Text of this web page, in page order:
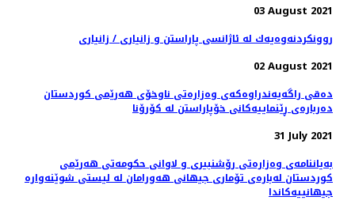
03 August 2021
روونكردنه‌وه‌یه‌ك له‌ ئاژانسی پاراستن و زانیاری / زانیاری
02 August 2021
دەقی راگەیەندراوەکەی وەزارەتی ناوخۆی هەرێمی کوردستان
دەربارەی ڕێنماییەکانی خۆپاراستن لە کۆرۆنا
31 July 2021
بەیاننامەی وەزارەتی رۆشنبیری و لاوانی حکومەتی هەرێمی
کوردستان لەبارەی تۆماری جیهانی هەورامان لە لیستی شوێنەوارە
جیهانییەکاندا